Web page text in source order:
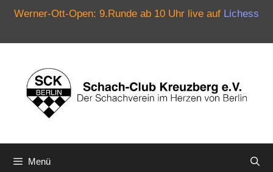
Werner-Ott-Open: 9.Runde ab 10 Uhr live auf Lichess
springen
Menü